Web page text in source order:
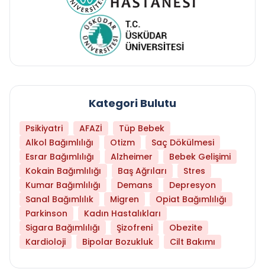
Kategori Bulutu
Psikiyatri AFAZİ
Tüp Bebek
Alkol Bağımlılığı
Otizm
Saç Dökülmesi
Esrar Bağımlılığı
Alzheimer
Bebek Gelişimi
Kokain Bağımlılığı
Baş Ağrıları
Stres
Kumar Bağımlılığı
Demans
Depresyon
Sanal Bağımlılık
Migren
Opiat Bağımlılığı
Parkinson
Kadın Hastalıkları
Sigara Bağımlılığı
Şizofreni
Obezite
Kardioloji
Bipolar Bozukluk Cilt Bakımı